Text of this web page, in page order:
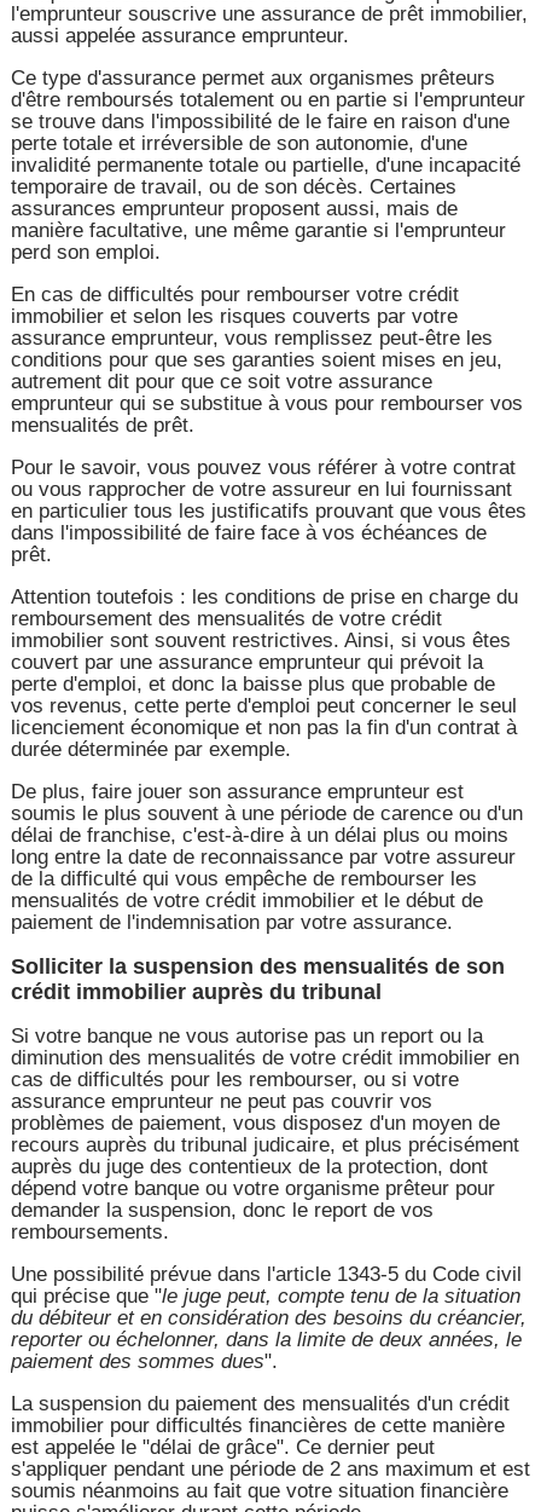
l'emprunteur souscrive une assurance de prêt immobilier,
aussi appelée assurance emprunteur.
Ce type d'assurance permet aux organismes prêteurs
d'être remboursés totalement ou en partie si l'emprunteur
se trouve dans l'impossibilité de le faire en raison d'une
perte totale et irréversible de son autonomie, d'une
invalidité permanente totale ou partielle, d'une incapacité
temporaire de travail, ou de son décès. Certaines
assurances emprunteur proposent aussi, mais de
manière facultative, une même garantie si l'emprunteur
perd son emploi.
En cas de difficultés pour rembourser votre crédit
immobilier et selon les risques couverts par votre
assurance emprunteur, vous remplissez peut-être les
conditions pour que ses garanties soient mises en jeu,
autrement dit pour que ce soit votre assurance
emprunteur qui se substitue à vous pour rembourser vos
mensualités de prêt.
Pour le savoir, vous pouvez vous référer à votre contrat
ou vous rapprocher de votre assureur en lui fournissant
en particulier tous les justificatifs prouvant que vous êtes
dans l'impossibilité de faire face à vos échéances de
prêt.
Attention toutefois : les conditions de prise en charge du
remboursement des mensualités de votre crédit
immobilier sont souvent restrictives. Ainsi, si vous êtes
couvert par une assurance emprunteur qui prévoit la
perte d'emploi, et donc la baisse plus que probable de
vos revenus, cette perte d'emploi peut concerner le seul
licenciement économique et non pas la fin d'un contrat à
durée déterminée par exemple.
De plus, faire jouer son assurance emprunteur est
soumis le plus souvent à une période de carence ou d'un
délai de franchise, c'est-à-dire à un délai plus ou moins
long entre la date de reconnaissance par votre assureur
de la difficulté qui vous empêche de rembourser les
mensualités de votre crédit immobilier et le début de
paiement de l'indemnisation par votre assurance.
Solliciter la suspension des mensualités de son
crédit immobilier auprès du tribunal
Si votre banque ne vous autorise pas un report ou la
diminution des mensualités de votre crédit immobilier en
cas de difficultés pour les rembourser, ou si votre
assurance emprunteur ne peut pas couvrir vos
problèmes de paiement, vous disposez d'un moyen de
recours auprès du tribunal judicaire, et plus précisément
auprès du juge des contentieux de la protection, dont
dépend votre banque ou votre organisme prêteur pour
demander la suspension, donc le report de vos
remboursements.
Une possibilité prévue dans l'article 1343-5 du Code civil
qui précise que "le juge peut, compte tenu de la situation
du débiteur et en considération des besoins du créancier,
reporter ou échelonner, dans la limite de deux années, le
paiement des sommes dues".
La suspension du paiement des mensualités d'un crédit
immobilier pour difficultés financières de cette manière
est appelée le "délai de grâce". Ce dernier peut
s'appliquer pendant une période de 2 ans maximum et est
soumis néanmoins au fait que votre situation financière